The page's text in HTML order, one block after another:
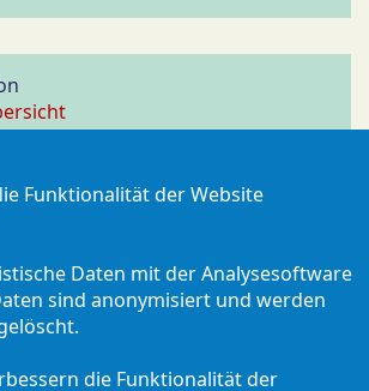
mail
Funktionalität der Website
Daten mit der Analysesoftware
sind anonymisiert und werden
die Funktionalität der